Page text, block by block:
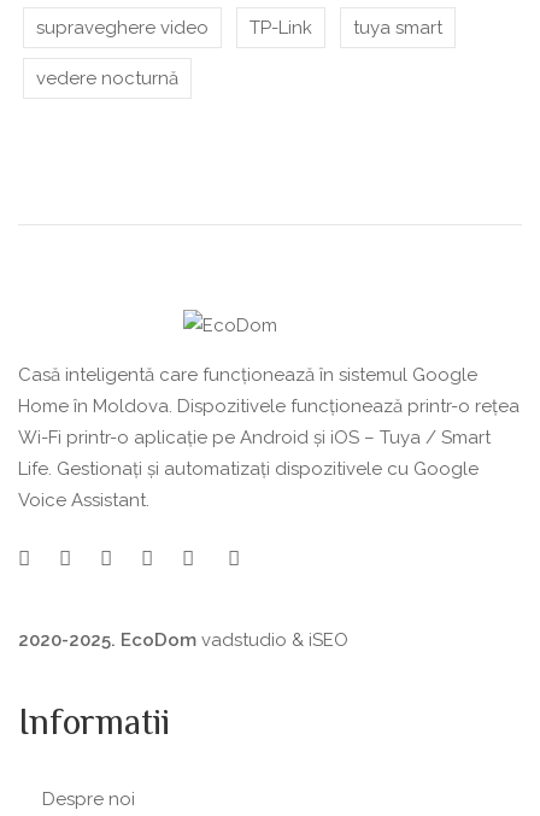
supraveghere video TP-Link tuya smart
vedere nocturnă
Casă inteligentă care funcționează în sistemul Google
Home în Moldova. Dispozitivele funcționează printr-o rețea
Wi-Fi printr-o aplicație pe Android și iOS – Tuya / Smart
Life. Gestionați și automatizați dispozitivele cu Google
Voice Assistant.
2020-2025. EcoDom vadstudio & iSEO
Informatii
Despre noi